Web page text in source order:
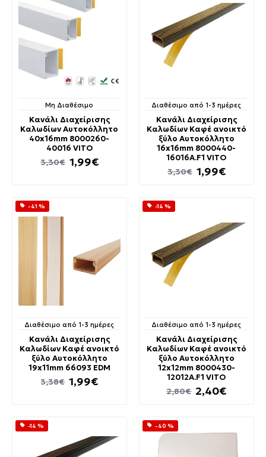
Μη Διαθέσιμο
Κανάλι Διαχείρισης
Καλωδίων Αυτοκόλλητο
40x16mm 8000260-
40016 VITO
1,99€
3,30€
Διαθέσιμο από 1-3 ημέρες
Κανάλι Διαχείρισης
Καλωδίων Καφέ ανοικτό
ξύλο Αυτοκόλλητο
16x16mm 8000440-
16016A.F1 VITO
1,99€
3,30€
-41 %
Διαθέσιμο από 1-3 ημέρες
Κανάλι Διαχείρισης
Καλωδίων Καφέ ανοικτό
ξύλο Αυτοκόλλητο
19x11mm 66093 EDM
1,99€
3,38€
-14 %
Διαθέσιμο από 1-3 ημέρες
Κανάλι Διαχείρισης
Καλωδίων Καφέ ανοικτό
ξύλο Αυτοκόλλητο
12x12mm 8000430-
12012A.F1 VITO
2,40€
2,80€
-14 % -40 %